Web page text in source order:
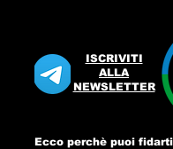
ISCRIVITI
ALLA
NEWSLETTER
Ecco perchè puoi